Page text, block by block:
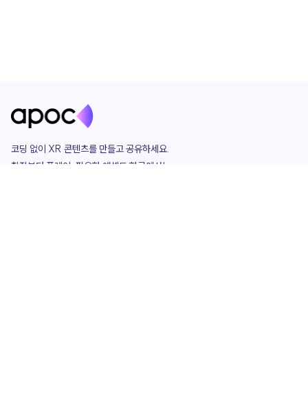
코딩 없이 XR 콘텐츠를 만들고 공유하세요.
창작부터 플레이, 필요한 애셋도 한곳에서!